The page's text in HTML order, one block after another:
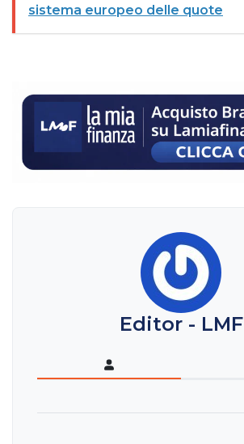
sistema europeo delle quote
Editor - LMF